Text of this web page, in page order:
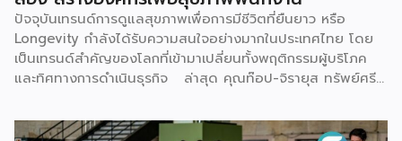
เชี่ยวชาญ — Givora มีทีมฝึกอบรมบุคลากรให้ได้มาตรฐาน
เดียวกัน พร้อมควบคุมคุณภาพและมาตรฐานการบริการตลอด
กระบวนการ เพื่อให้คลินิกพันธมิตรมั่นใจได้ว่าบุคลากรพร้อมให้
บริการอย่างถูกต้องตั้งแต่วันแรก ด้านฐานลูกค้าและการตลาด
ตลาดให้คลินิก แทนที่จะปล่อยให้แต่ละแห่งลองผิดลองถูกด้วยงบ
ปัจจุบันเทรนด์การดูแลสุขภาพเพื่อการมีชีวิตที่ยืนยาว หรือ
Longevity กำลังได้รับความสนใจอย่างมากในประเทศไทย โดย
เป็นเทรนด์สำคัญของโลกที่เข้ามาเปลี่ยนทั้งพฤติกรรมผู้บริโภค
และทิศทางการดำเนินธุรกิจ ล่าสุด คุณท๊อป-จิรายุส ทรัพย์ศรี
แคปปิตอล กรุ๊ป โฮลดิ้งส์ จำกัด หนึ่งในผู้บุกเบิกวงการนี้และผู้
ขยายธุรกิจสู่คอมมูนิตี้สุขภาพ “StayGold” ได้ประกาศนโยบาย